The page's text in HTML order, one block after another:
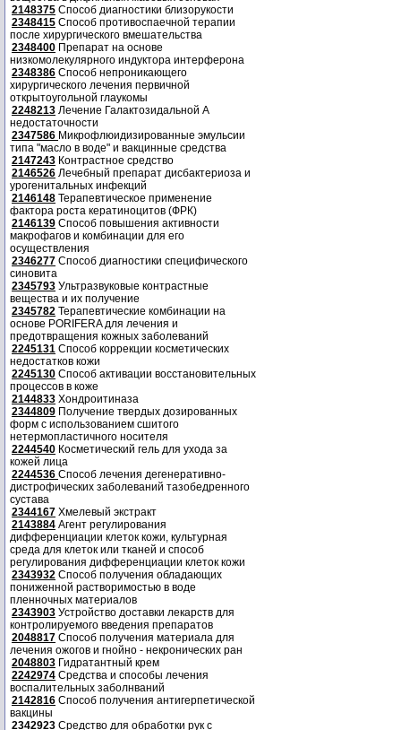
2148375 Способ диагностики близорукости
2348415 Способ противоспаечной терапии
после хирургического вмешательства
2348400 Препарат на основе
низкомолекулярного индуктора интерферона
2348386 Способ непроникающего
хирургического лечения первичной
открытоугольной глаукомы
2248213 Лечение Галактозидальной А
недостаточности
2347586 Микрофлюидизированные эмульсии
типа "масло в воде" и вакцинные средства
2147243 Контрастное средство
2146526 Лечебный препарат дисбактериоза и
урогенитальных инфекций
2146148 Терапевтическое применение
фактора роста кератиноцитов (ФРК)
2146139 Способ повышения активности
макрофагов и комбинации для его
осуществления
2346277 Способ диагностики специфического
синовита
2345793 Ультразвуковые контрастные
вещества и их получение
2345782 Терапевтические комбинации на
основе PORIFERA для лечения и
предотвращения кожных заболеваний
2245131 Способ коррекции косметических
недостатков кожи
2245130 Способ активации восстановительных
процессов в коже
2144833 Хондроитиназа
2344809 Получение твердых дозированных
форм с использованием сшитого
нетермопластичного носителя
2244540 Косметический гель для ухода за
кожей лица
2244536 Способ лечения дегенеративно-
дистрофических заболеваний тазобедренного
сустава
2344167 Хмелевый экстракт
2143884 Агент регулирования
дифференциации клеток кожи, культурная
среда для клеток или тканей и способ
регулирования дифференциации клеток кожи
2343932 Способ получения обладающих
пониженной растворимостью в воде
пленночных материалов
2343903 Устройство доставки лекарств для
контролируемого введения препаратов
2048817 Способ получения материала для
лечения ожогов и гнойно - некронических ран
2048803 Гидратантный крем
2242974 Средства и способы лечения
воспалительных заболнваний
2142816 Способ получения антигерпетической
вакцины
2342923 Средство для обработки рук с